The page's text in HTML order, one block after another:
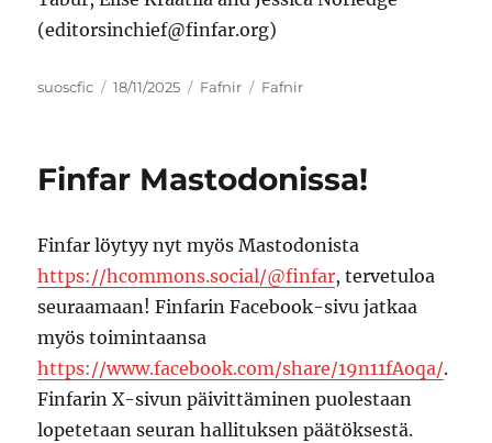
(editorsinchief@finfar.org)
Author
suoscfic
Posted
18/11/2025 Categories
Fafnir Tags
Fafnir
Finfar Mastodonissa!
Finfar löytyy nyt myös Mastodonista
https://hcommons.social/@finfar, tervetuloa
seuraamaan! Finfarin Facebook-sivu jatkaa
myös toimintaansa
https://www.facebook.com/share/19n11fAoqa/.
Finfarin X-sivun päivittäminen puolestaan
lopetetaan seuran hallituksen päätöksestä.